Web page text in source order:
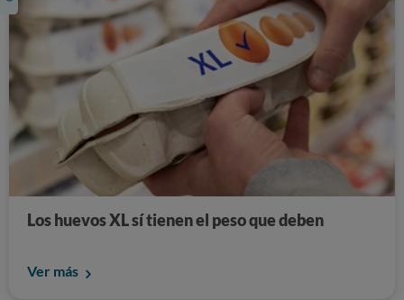
Los huevos XL sí tienen el peso que deben
Ver más